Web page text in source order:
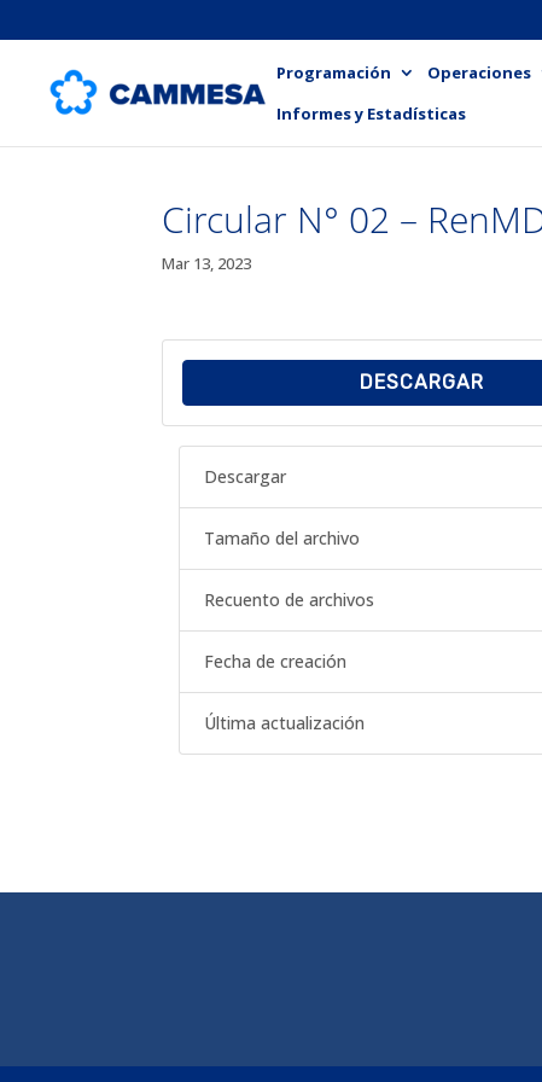
Programación Operaciones
Informes y Estadísticas
Circular N° 02 –
Mar 13, 2023
DESCARGAR
Descargar
Tamaño del archivo
Recuento de archivos
Fecha de creación
Última actualización